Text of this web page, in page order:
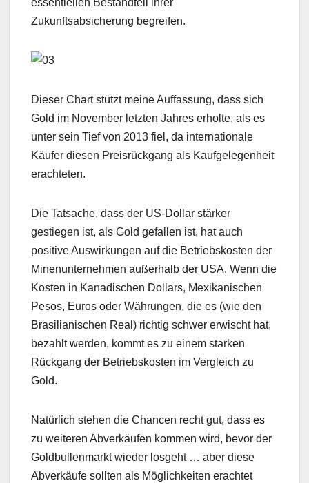
essentiellen Bestandteil ihrer
Zukunftsabsicherung begreifen.
Dieser Chart stützt meine Auffassung, dass sich
Gold im November letzten Jahres erholte, als es
unter sein Tief von 2013 fiel, da internationale
Käufer diesen Preisrückgang als Kaufgelegenheit
erachteten.
Die Tatsache, dass der US-Dollar stärker
gestiegen ist, als Gold gefallen ist, hat auch
positive Auswirkungen auf die Betriebskosten der
Minenunternehmen außerhalb der USA. Wenn die
Kosten in Kanadischen Dollars, Mexikanischen
Pesos, Euros oder Währungen, die es (wie den
Brasilianischen Real) richtig schwer erwischt hat,
bezahlt werden, kommt es zu einem starken
Rückgang der Betriebskosten im Vergleich zu
Gold.
Natürlich stehen die Chancen recht gut, dass es
zu weiteren Abverkäufen kommen wird, bevor der
Goldbullenmarkt wieder losgeht … aber diese
Abverkäufe sollten als Möglichkeiten erachtet